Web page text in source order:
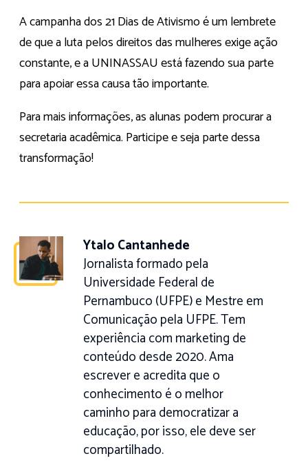
A campanha dos 21 Dias de Ativismo é um lembrete
de que a luta pelos direitos das mulheres exige ação
constante, e a UNINASSAU está fazendo sua parte
para apoiar essa causa tão importante.
Para mais informações, as alunas podem procurar a
secretaria acadêmica. Participe e seja parte dessa
transformação!
Ytalo Cantanhede
Jornalista formado pela
Universidade Federal de
Pernambuco (UFPE) e Mestre em
Comunicação pela UFPE. Tem
experiência com marketing de
conteúdo desde 2020. Ama
escrever e acredita que o
conhecimento é o melhor
caminho para democratizar a
educação, por isso, ele deve ser
compartilhado.